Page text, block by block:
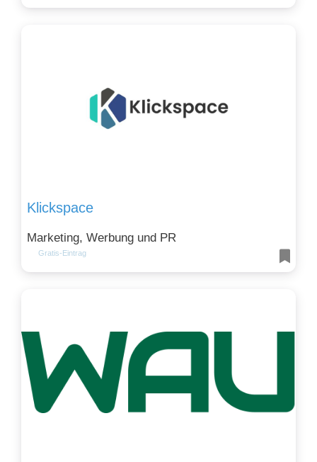
Klickspace
Marketing, Werbung und PR
Gratis-Eintrag